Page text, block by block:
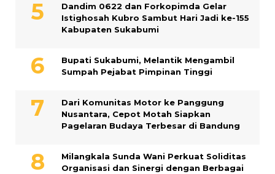
Dandim 0622 dan Forkopimda Gelar
Istighosah Kubro Sambut Hari Jadi ke-155
Kabupaten Sukabumi
Bupati Sukabumi, Melantik Mengambil
Sumpah Pejabat Pimpinan Tinggi
Dari Komunitas Motor ke Panggung
Nusantara, Cepot Motah Siapkan
Pagelaran Budaya Terbesar di Bandung
Milangkala Sunda Wani Perkuat Soliditas
Organisasi dan Sinergi dengan Berbagai